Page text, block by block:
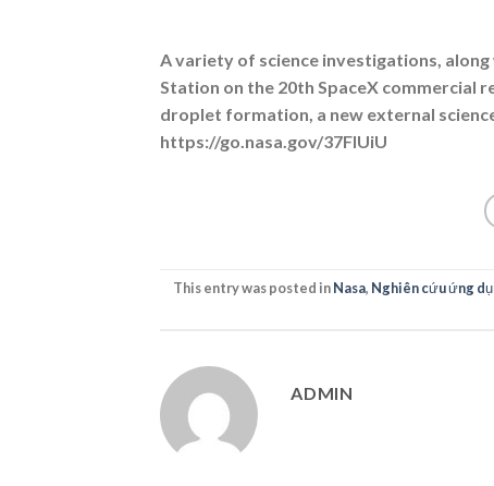
A variety of science investigations,
Station on the 20th SpaceX commercial
droplet formation, a new external
https://go.nasa.gov/37FlUiU
This entry was posted inNasa, Nghiên cứu ứng
ADMIN